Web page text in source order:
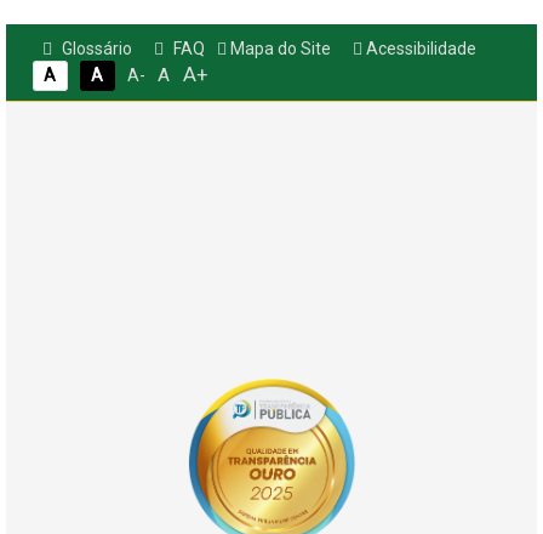
Glossário FAQ Mapa do Site
Acessibilidade
A
A A- A A+